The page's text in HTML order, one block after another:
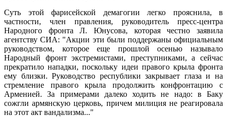
Суть этой фарисейской демагогии легко прояснила, в
частности, член правления, руководитель пресс-центра
Народного фронта Л. Юнусова, которая честно заявила
агентству СИА: "Акции эти были поддержаны официальным
руководством, которое еще прошлой осенью называло
Народный фронт экстремистами, преступниками, а сейчас
прекратило нападки, поскольку идеи правого крыла фронта
ему близки. Руководство республики закрывает глаза и на
стремление правого крыла продолжить конфронтацию с
Арменией. За примерами далеко ходить не надо: в Баку
сожгли армянскую церковь, причем милиция не реагировала
на этот акт вандализма..."